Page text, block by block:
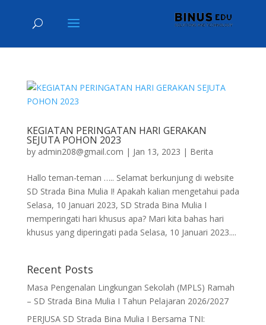
KEGIATAN PERINGATAN HARI GERAKAN
SEJUTA POHON 2023
by admin208@gmail.com | Jan 13, 2023 | Berita
Hallo teman-teman ….. Selamat berkunjung di website
SD Strada Bina Mulia I! Apakah kalian mengetahui pada
Selasa, 10 Januari 2023, SD Strada Bina Mulia I
memperingati hari khusus apa? Mari kita bahas hari
khusus yang diperingati pada Selasa, 10 Januari 2023....
Recent Posts
Masa Pengenalan Lingkungan Sekolah (MPLS) Ramah
– SD Strada Bina Mulia I Tahun Pelajaran 2026/2027
PERJUSA SD Strada Bina Mulia I Bersama TNI: